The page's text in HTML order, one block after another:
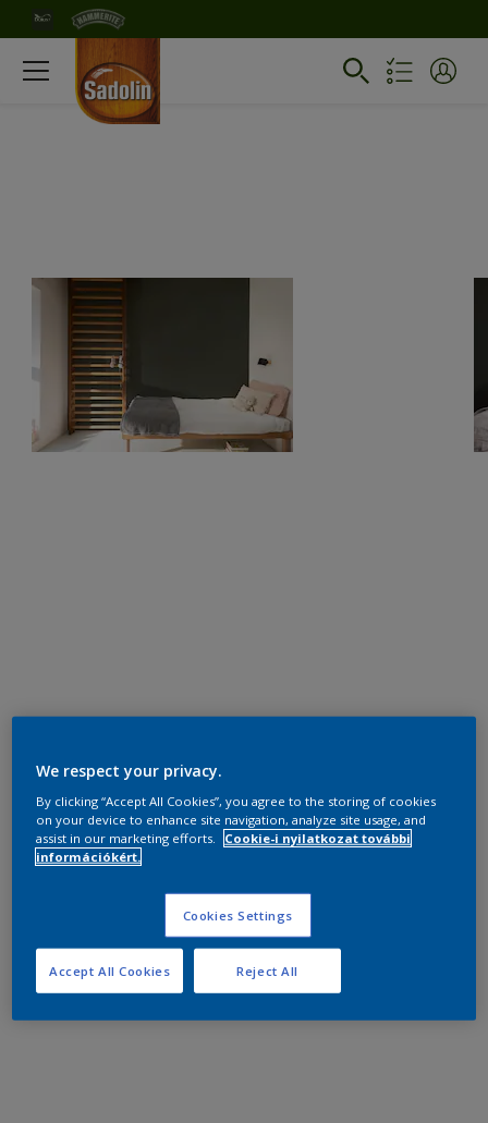
We respect your privacy.
By clicking “Accept All Cookies”, you agree to the storing of cookies
on your device to enhance site navigation, analyze site usage, and
assist in our marketing efforts.
Cookie-i nyilatkozat további
információkért.
Cookies Settings
Reject All
Accept All Cookies